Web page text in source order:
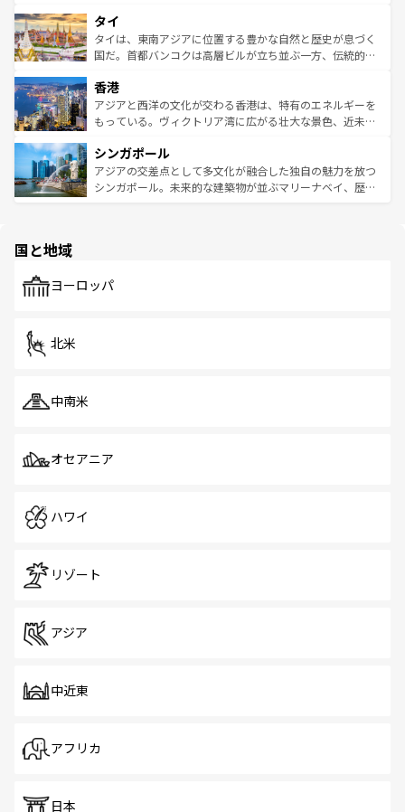
リティに包まれながら、韓国の多彩な魅力を心ゆくまで味
わってみてほしい。 なお、新着の韓国情報はコンテンツ一
覧を参照してほしい。
急速な発展と共に伝統が息づく。ハノイの古い町並みやホ
ーチミン市のフランス統治時代の建物も、独特の雰囲気を
醸し出している。また、バラエティの豊かさとおいしさで
とつ。フォーやバインミー、ベトナムコーヒーなどは、ぜ
ひ現地で味わいたい。どの地域を訪れてもあたたかい人々
が旅行者を迎えてくれるので、きっと忘れられない旅にな
参照してほしい。
タイ
タイは、東南アジアに位置する豊かな自然と歴史が息づく
国だ。首都バンコクは高層ビルが立ち並ぶ一方、伝統的な
の活気が交差している。北部ではチェンマイなどの山岳地
帯で自然と触れ合い、南部ではプーケットやクラビの美し
いビーチでリゾート気分を楽しむことができる。タイ料理
激する。気候は一年中温暖で、どの季節にも異なる楽しみ
が待っている。親しみやすいタイの人々、仏教を中心とし
た文化、そして多様な観光資源が、訪れる旅人を魅了し続
香港
アジアと西洋の文化が交わる香港は、特有のエネルギーを
もっている。ヴィクトリア湾に広がる壮大な景色、近未来
み、どこを訪れても感動するはず。観光スポットが密集し
ており、効率よく見どころを回れるのも魅力。息をのむよ
うな絶景から文化的な体験まで、香港を存分に楽しみ尽く
シンガポール
アジアの交差点として多文化が融合した独自の魅力を放つ
シンガポール。未来的な建築物が並ぶマリーナベイ、歴史
で、ホーカーズは地元の風情を楽しめる外せないスポット
国と地域
ヨーロッパ
北米
中南米
オセアニア
ハワイ
リゾート
アジア
中近東
アフリカ
日本